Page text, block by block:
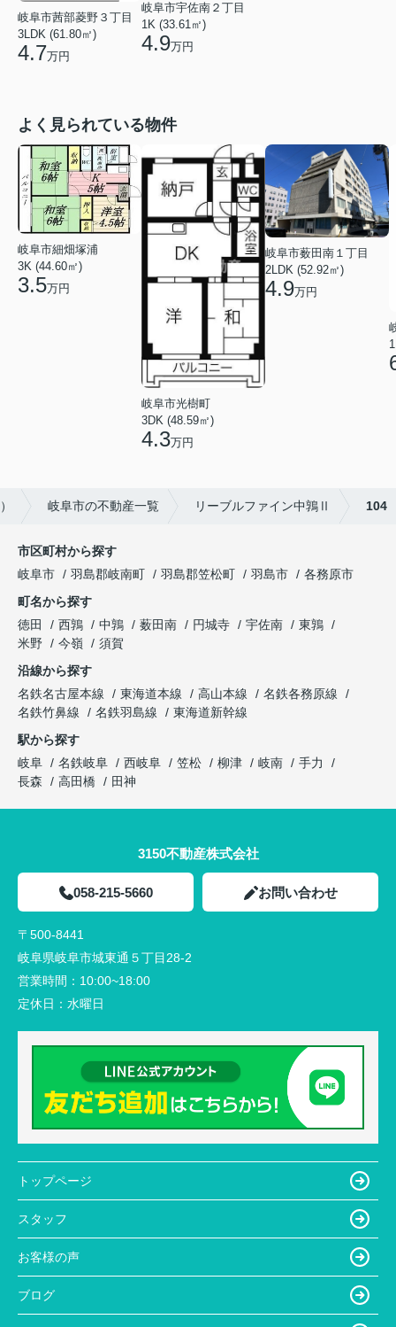
岐阜市茜部菱野３丁目
3LDK (61.80㎡)
4.7万円
岐阜市宇佐南２丁目
1K (33.61㎡)
4.9万円
よく見られている物件
岐阜市細畑塚浦
3K (44.60㎡)
3.5万円
岐阜市光樹町
3DK (48.59㎡)
4.3万円
岐阜市薮田南１丁目
2LDK (52.92㎡)
4.9万円
岐阜市の不動産一覧 リーブルファイン中鶉Ⅱ 104
市区町村から探す
岐阜市
羽島郡岐南町 羽島郡笠松町 羽島市
各務原市
町名から探す
徳田
西鶉 中鶉 薮田南 円城寺 宇佐南
東鶉
米野
今嶺
須賀
沿線から探す
名鉄名古屋本線
東海道本線 高山本線
名鉄各務原線
名鉄竹鼻線
名鉄羽島線
東海道新幹線
駅から探す
岐阜
名鉄岐阜 西岐阜 笠松 柳津 岐南
手力
長森
高田橋 田神
3150不動産株式会社
058-215-5660 お問い合わせ
〒500-8441
岐阜県岐阜市城東通５丁目28-2
営業時間： 10:00~18:00
定休日： 水曜日
トップページ
スタッフ
お客様の声
ブログ